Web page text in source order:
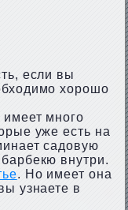
если вы
хорошо
имеет много
уже есть на
садовую
внутри.
. Но имеет она
узнаете в